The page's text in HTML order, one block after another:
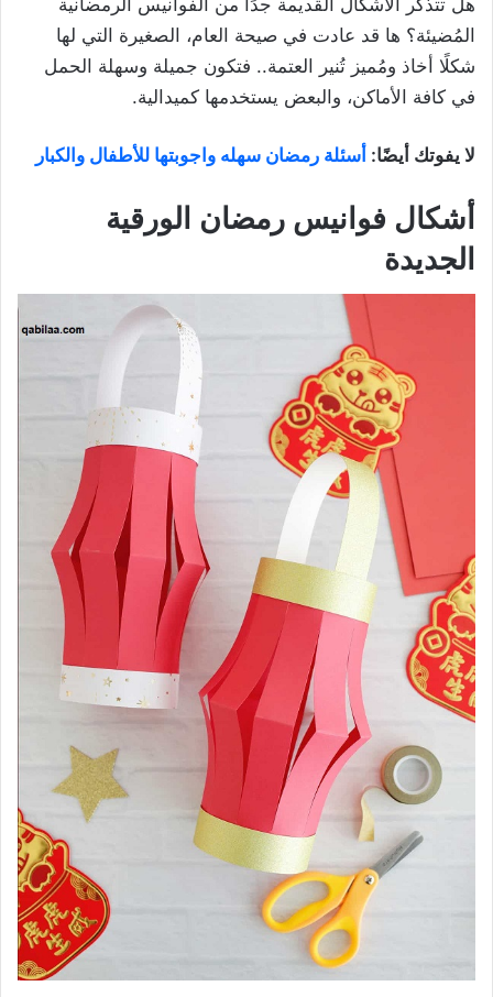
المُضيئة؟ ها قد عادت في صيحة العام، الصغيرة التي لها
شكلًا أخاذ ومُميز تُنير العتمة.. فتكون جميلة وسهلة الحمل
في كافة الأماكن، والبعض يستخدمها كميدالية.
لا يفوتك أيضًا: أسئلة رمضان سهله واجوبتها للأطفال والكبار
أشكال فوانيس رمضان الورقية
الجديدة